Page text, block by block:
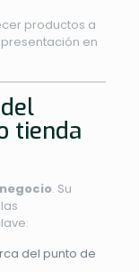
productos a
en
tienda
. Su
del punto de